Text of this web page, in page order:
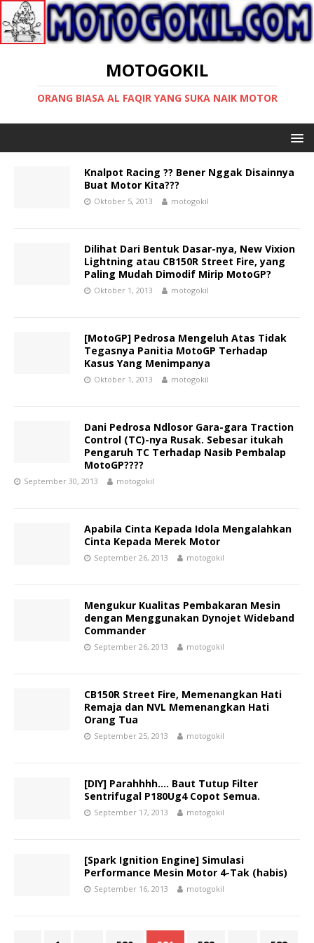
MOTOGOKIL
ORANG BIASA AL FAQIR YANG SUKA NAIK MOTOR
Knalpot Racing ?? Bener Nggak Disainnya
Buat Motor Kita???
Oktober 5, 2013 motogokil
Dilihat Dari Bentuk Dasar-nya, New Vixion
Lightning atau CB150R Street Fire, yang
Paling Mudah Dimodif Mirip MotoGP?
Oktober 1, 2013 motogokil
[MotoGP] Pedrosa Mengeluh Atas Tidak
Tegasnya Panitia MotoGP Terhadap
Kasus Yang Menimpanya
Oktober 1, 2013 motogokil
Dani Pedrosa Ndlosor Gara-gara Traction
Control (TC)-nya Rusak. Sebesar itukah
Pengaruh TC Terhadap Nasib Pembalap
MotoGP????
September 30, 2013 motogokil
Apabila Cinta Kepada Idola Mengalahkan
Cinta Kepada Merek Motor
September 26, 2013 motogokil
Mengukur Kualitas Pembakaran Mesin
dengan Menggunakan Dynojet Wideband
Commander
September 26, 2013 motogokil
CB150R Street Fire, Memenangkan Hati
Remaja dan NVL Memenangkan Hati
Orang Tua
September 25, 2013 motogokil
[DIY] Parahhhh…. Baut Tutup Filter
Sentrifugal P180Ug4 Copot Semua.
September 17, 2013 motogokil
[Spark Ignition Engine] Simulasi
Performance Mesin Motor 4-Tak (habis)
September 16, 2013 motogokil